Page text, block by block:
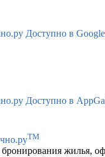
Доступно в
Доступно в
TM
жилья,